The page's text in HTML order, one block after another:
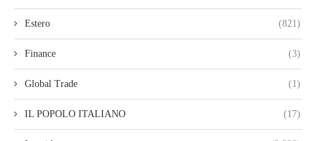
Estero (821)
Finance (3)
Global Trade (1)
IL POPOLO ITALIANO (17)